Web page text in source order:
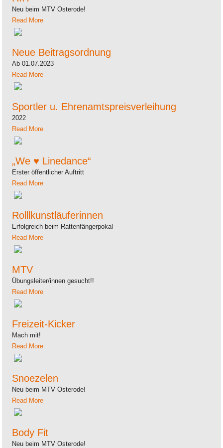
Neu beim MTV Osterode!
Read More
Neue Beitragsordnung
Ab 01.07.2023
Read More
Sportler u. Ehrenamtspreisverleihung
2022
Read More
„We ♥ Linedance“
Erster öffentlicher Auftritt
Read More
Rolllkunstläuferinnen
Erfolgreich beim Rattenfängerpokal
Read More
MTV
Übungsleiter/innen gesucht!!
Read More
Freizeit-Kicker
Mach mit!
Read More
Snoezelen
Neu beim MTV Osterode!
Read More
Body Fit
Neu beim MTV Osterode!